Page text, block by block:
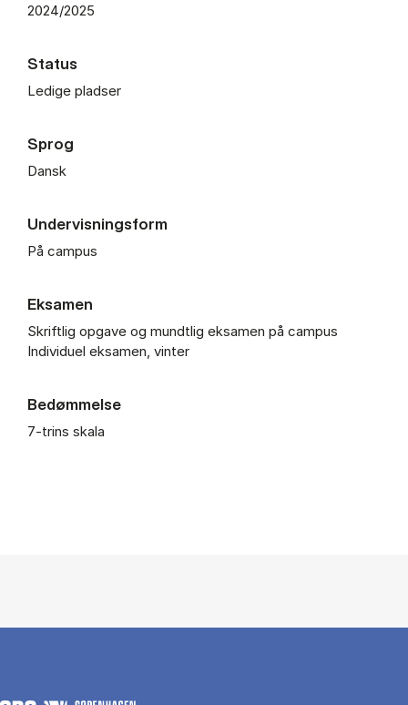
2024/2025
Status
Ledige pladser
Sprog
Dansk
Undervisningsform
På campus
Eksamen
Skriftlig opgave og mundtlig eksamen på campus
Individuel eksamen, vinter
Bedømmelse
7-trins skala